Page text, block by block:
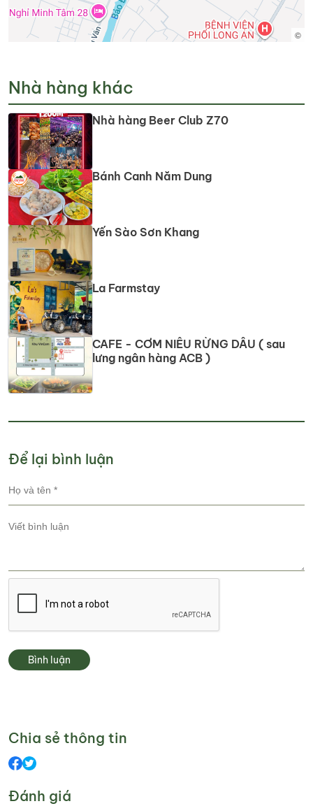
©
Nhà hàng khác
Nhà hàng Beer Club Z70
Bánh Canh Năm Dung
Yến Sào Sơn Khang
La Farmstay
CAFE - CƠM NIÊU RỪNG DẦU ( sau
lưng ngân hàng ACB )
Để lại bình luận
Bình luận
Chia sẻ thông tin
Đánh giá